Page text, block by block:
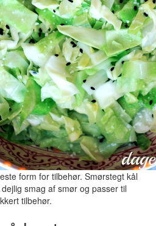
form for tilbehør. Smørstegt kål
smag af smør og passer til
tilbehør.